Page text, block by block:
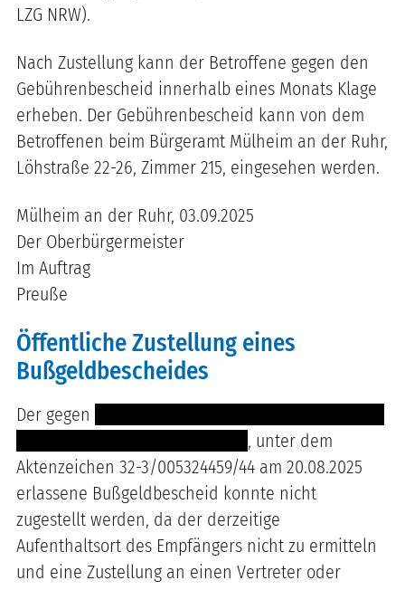
LZG NRW).
Nach Zustellung kann der Betroffene gegen den
Gebührenbescheid innerhalb eines Monats Klage
erheben. Der Gebührenbescheid kann von dem
Betroffenen beim Bürgeramt Mülheim an der Ruhr,
Löhstraße 22-26, Zimmer 215, eingesehen werden.
Mülheim an der Ruhr, 03.09.2025
Der Oberbürgermeister
Im Auftrag
Preuße
Öffentliche Zustellung eines
Bußgeldbescheides
Der gegen
, unter dem
Aktenzeichen 32-3/005324459/44 am 20.08.2025
erlassene Bußgeldbescheid konnte nicht
zugestellt werden, da der derzeitige
Aufenthaltsort des Empfängers nicht zu ermitteln
und eine Zustellung an einen Vertreter oder